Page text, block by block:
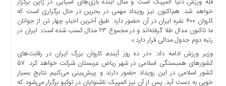
ایران
اخبار
بین
المللی
اخبار
اقتصادی
خواهد شد. هم‌اکنون نیز رویداد مهمی در بحرین در حال برگزاری است که
کاروان ۴۰۰ نفره ایران در آن حضور دارد. طبق آخرین اخبار، چهار تن از جوانان
ما تاکنون مدال طلا گرفته‌اند و در مجموع ۲۳ مدال کسب شده است. ایران در
رتبه دوم جدول مدالی قرار دارد.»
وزیر ورزش ادامه داد: «در ده روز آینده، کاروان بزرگ ایران در رقابت‌های
کشور‌های همبستگی اسلامی در شهر ریاض عربستان شرکت خواهد کرد. ۵۷
کشور اسلامی در این رویداد حضور دارند و پیش‌بینی می‌کنیم نتایج بسیار
خوبی به دست آید. پس از آن نیز المپیک ناشنوایان در توکیو برگزار می‌شود که